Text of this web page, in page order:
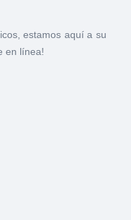
estamos aquí a su
en línea!